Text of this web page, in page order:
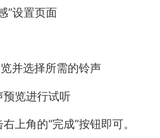
”设置页面
并选择所需的铃声
览进行试听
上角的“完成”按钮即可。